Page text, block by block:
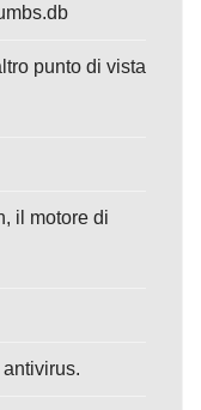
punto di vista
il motore di